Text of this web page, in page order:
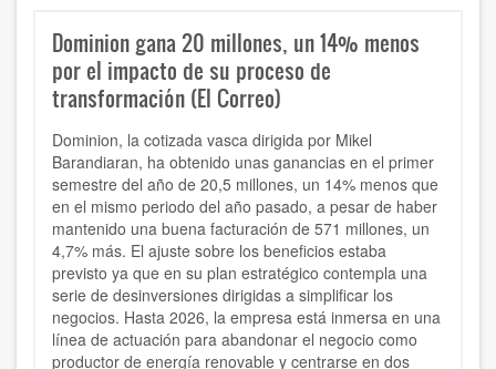
Dominion gana 20 millones, un 14% menos
por el impacto de su proceso de
transformación (El Correo)
Dominion, la cotizada vasca dirigida por Mikel
Barandiaran, ha obtenido unas ganancias en el primer
semestre del año de 20,5 millones, un 14% menos que
en el mismo periodo del año pasado, a pesar de haber
mantenido una buena facturación de 571 millones, un
4,7% más. El ajuste sobre los beneficios estaba
previsto ya que en su plan estratégico contempla una
serie de desinversiones dirigidas a simplificar los
negocios. Hasta 2026, la empresa está inmersa en una
línea de actuación para abandonar el negocio como
productor de energía renovable y centrarse en dos